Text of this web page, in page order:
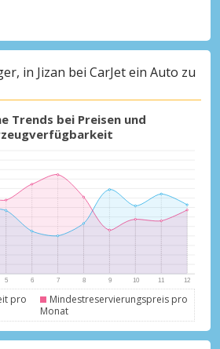
in Jizan bei CarJet ein Auto zu
Trends bei Preisen und
pro
Mindestreservierungspreis pro
Monat